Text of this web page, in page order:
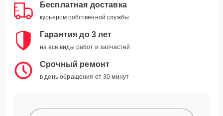
Бесплатная доставка
курьером собственной службы
Гарантия до 3 лет
на все виды работ и запчастей
Срочный ремонт
в день обращения от 30 минут